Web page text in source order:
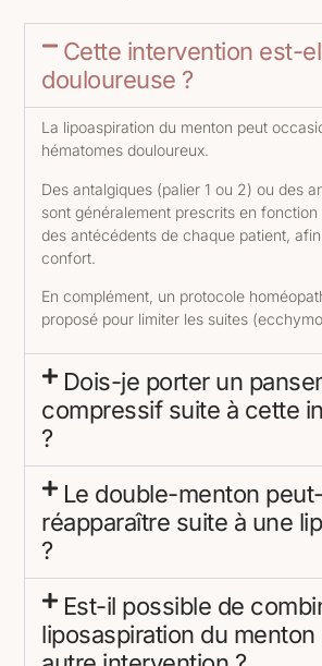
Cette intervention est-
douloureuse ?
La lipoaspiration du menton peut
hématomes douloureux.
Des antalgiques (palier 1 ou 2) ou des
sont généralement prescrits en fonction
des antécédents de chaque patient, afin
confort.
En complément, un protocole
proposé pour limiter les suites
Dois-je porter un
compressif suite à cette
?
Le double-menton
réapparaître suite à une
?
Est-il possible de
liposaspiration du menton